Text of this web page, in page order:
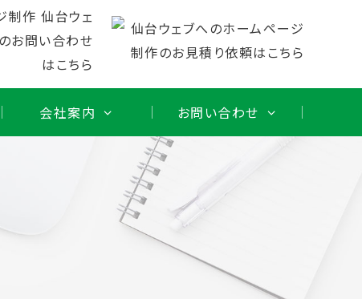
会社案内 お問い合わせ